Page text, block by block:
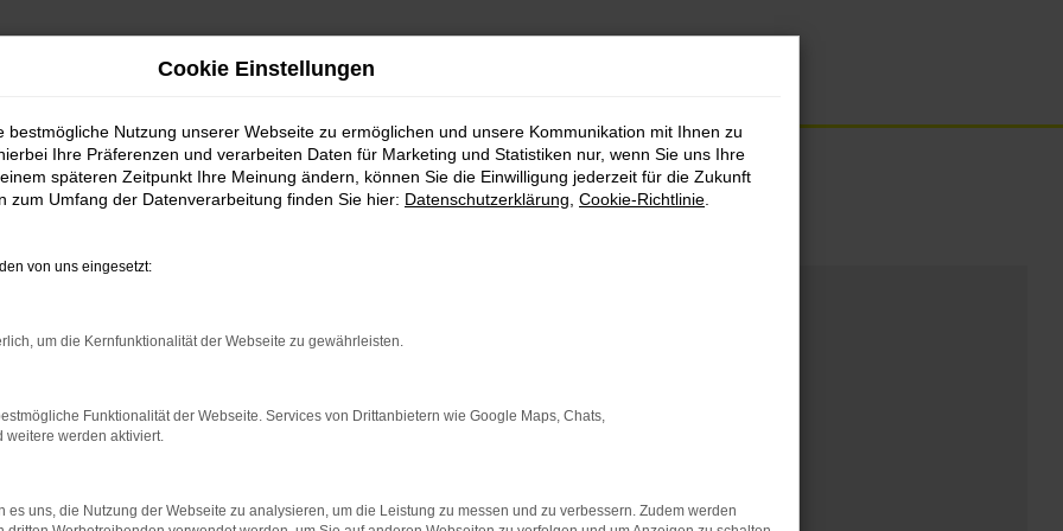
Cookie Einstellungen
bestmögliche Nutzung unserer Webseite zu ermöglichen und unsere Kommunikation mit Ihnen zu
Ihre Präferenzen und verarbeiten Daten für Marketing und Statistiken nur, wenn Sie uns Ihre
späteren Zeitpunkt Ihre Meinung ändern, können Sie die Einwilligung jederzeit für die Zukunft
zum Umfang der Datenverarbeitung finden Sie hier: Datenschutzerklärung Cookie-Richtlinie
von uns eingesetzt:
um die Kernfunktionalität der Webseite zu gewährleisten.
Funktionalität der Webseite. Services von Drittanbietern wie Google Maps, Chats,
weitere werden aktiviert.
es uns, die Nutzung der Webseite zu analysieren, um die Leistung zu messen und zu verbessern. Zudem werden